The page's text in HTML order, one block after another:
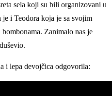
sela koji su bili organizovani u
i Teodora koja je sa svojim
Zanimalo nas je
i lepa devojčica odgovorila: